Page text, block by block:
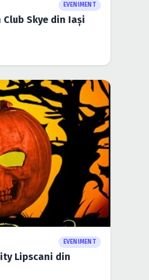
EVENIMENT
Skye din Iaşi
EVENIMENT
Lipscani din